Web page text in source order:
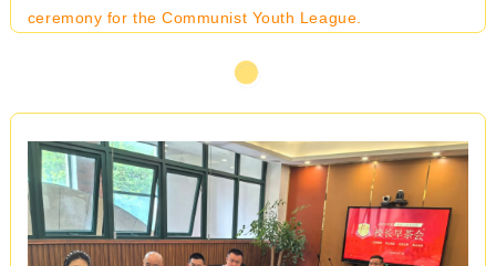
ceremony for the Communist Youth League.